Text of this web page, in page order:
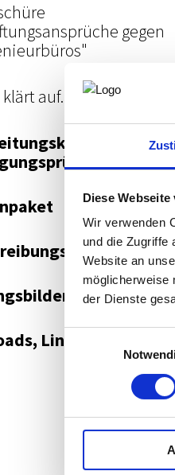
Diese
Wir verwenden
und die Zugriffe
Website an
möglicherweise
der Dienste
gegen
auf...
und
Links & Infos